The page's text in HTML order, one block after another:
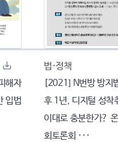
해자
입법
법·정책
[2021] N번방 방지
후 1년, 디지털 성착
이대로 충분한가?
회토론회 ···